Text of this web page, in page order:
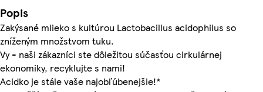
Popis
Zakýsané mlieko s kultúrou Lactobacillus acidophilus so
zníženým množstvom tuku.
Vy - naši zákazníci ste dôležitou súčasťou cirkulárnej
ekonomiky, recyklujte s nami!
Acidko je stále vaše najobľúbenejšie!*